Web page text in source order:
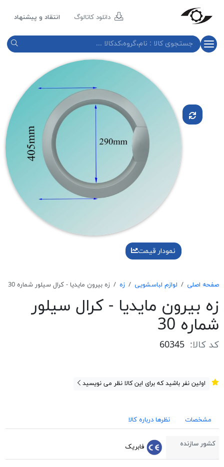
دانلود کاتالوگ انتقاد و پیشنهاد
نمودار قیمت
صفحه اصلی لوازم لباسشویی زه زه بيرون مايديا - كرال سيلور شماره 30
زه بيرون مايديا - كرال سيلور
شماره 30
کد کالا: 60345
اولین نفر باشید که برای این کالا نظر می نویسید
مشخصات نظرها درباره کالا
کشور سازنده فابریک